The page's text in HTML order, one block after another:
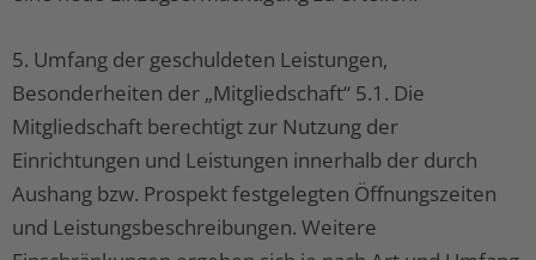
5. Umfang der geschuldeten Leistungen,
Besonderheiten der „Mitgliedschaft“ 5.1. Die
Mitgliedschaft berechtigt zur Nutzung der
Einrichtungen und Leistungen innerhalb der durch
Aushang bzw. Prospekt festgelegten Öffnungszeiten
und Leistungsbeschreibungen. Weitere